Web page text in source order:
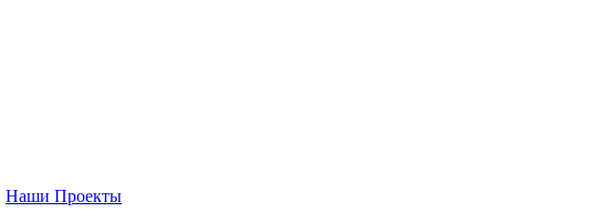
Наши Проекты